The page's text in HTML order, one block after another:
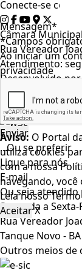
Mensagem*
*Campos
Ao iniciar um
privacidade
...Ou se preferir
Ligue para nós
E-mail
Ou seja
Segunda a
Rua Vereador
Tanque Novo - BA
Outros meios de
Conecte-se
Câmara
Rua Vereador
Atendimento:
Desenvolvido por
Aviso: O Portal
utiliza cookies
com a nossa
navegando,
Leia nosso
AceitarX